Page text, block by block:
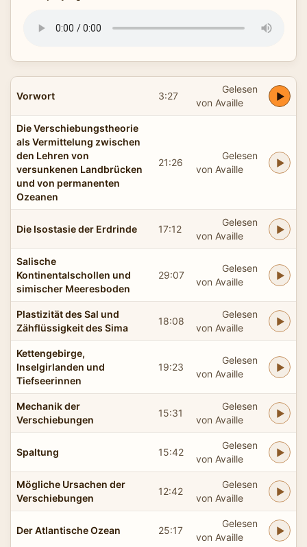
Vorwort 3:27
Gelesen
von Availle
Die Verschiebungstheorie
als Vermittelung zwischen
den Lehren von
versunkenen Landbrücken
und von permanenten
Ozeanen
21:26
Gelesen
von Availle
Die Isostasie der Erdrinde 17:12
Gelesen
von Availle
Salische
Kontinentalschollen und
simischer Meeresboden
29:07
Gelesen
von Availle
Plastizität des Sal und
Zähflüssigkeit des Sima
18:08
Gelesen
von Availle
Kettengebirge,
Inselgirlanden und
Tiefseerinnen
19:23
Gelesen
von Availle
Mechanik der
Verschiebungen
15:31
Gelesen
von Availle
Spaltung 15:42
Gelesen
von Availle
Mögliche Ursachen der
Verschiebungen
12:42
Gelesen
von Availle
Der Atlantische Ozean 25:17
Gelesen
von Availle